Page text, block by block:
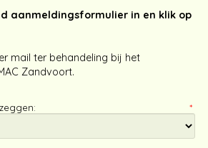
aanmeldingsformulier in en klik op
mail ter behandeling bij het
Zandvoort.
*